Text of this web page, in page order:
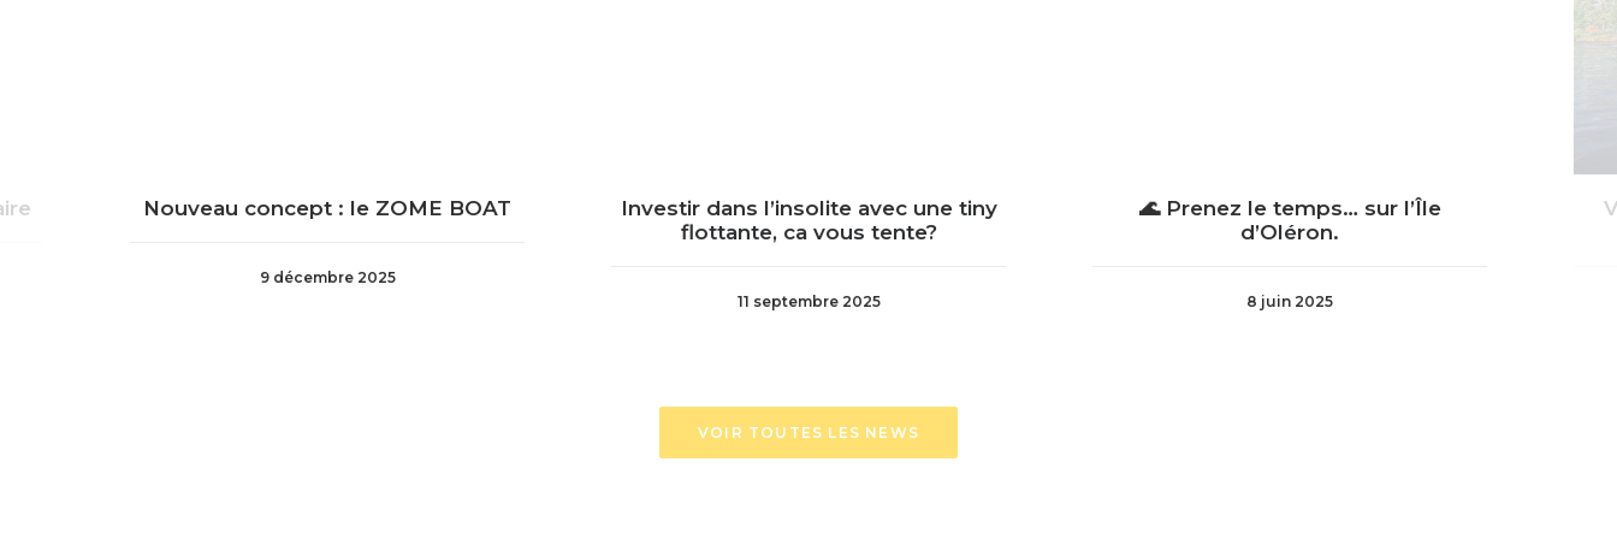
Nouveau concept : le ZOME BOAT
9 décembre 2025
Investir dans l’insolite avec une tiny
flottante, ca vous tente?
11 septembre 2025
🌊 Prenez le temps… sur l’Île
d’Oléron.
8 juin 2025
VOIR TOUTES LES NEWS